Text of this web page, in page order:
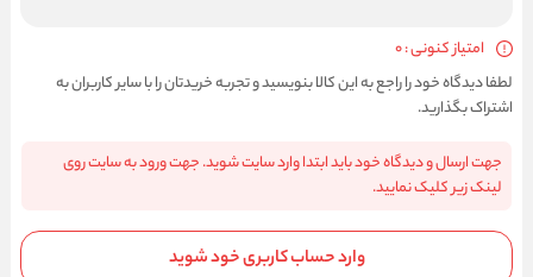
امتیاز کنونی : 0
لطفا دیدگاه خود را راجع به این کالا بنویسید و تجربه خریدتان را با سایر کاربران به
اشتراک بگذارید.
جهت ارسال و دیدگاه خود باید ابتدا وارد سایت شوید. جهت ورود به سایت روی
لینک زیر کلیک نمایید.
وارد حساب کاربری خود شوید